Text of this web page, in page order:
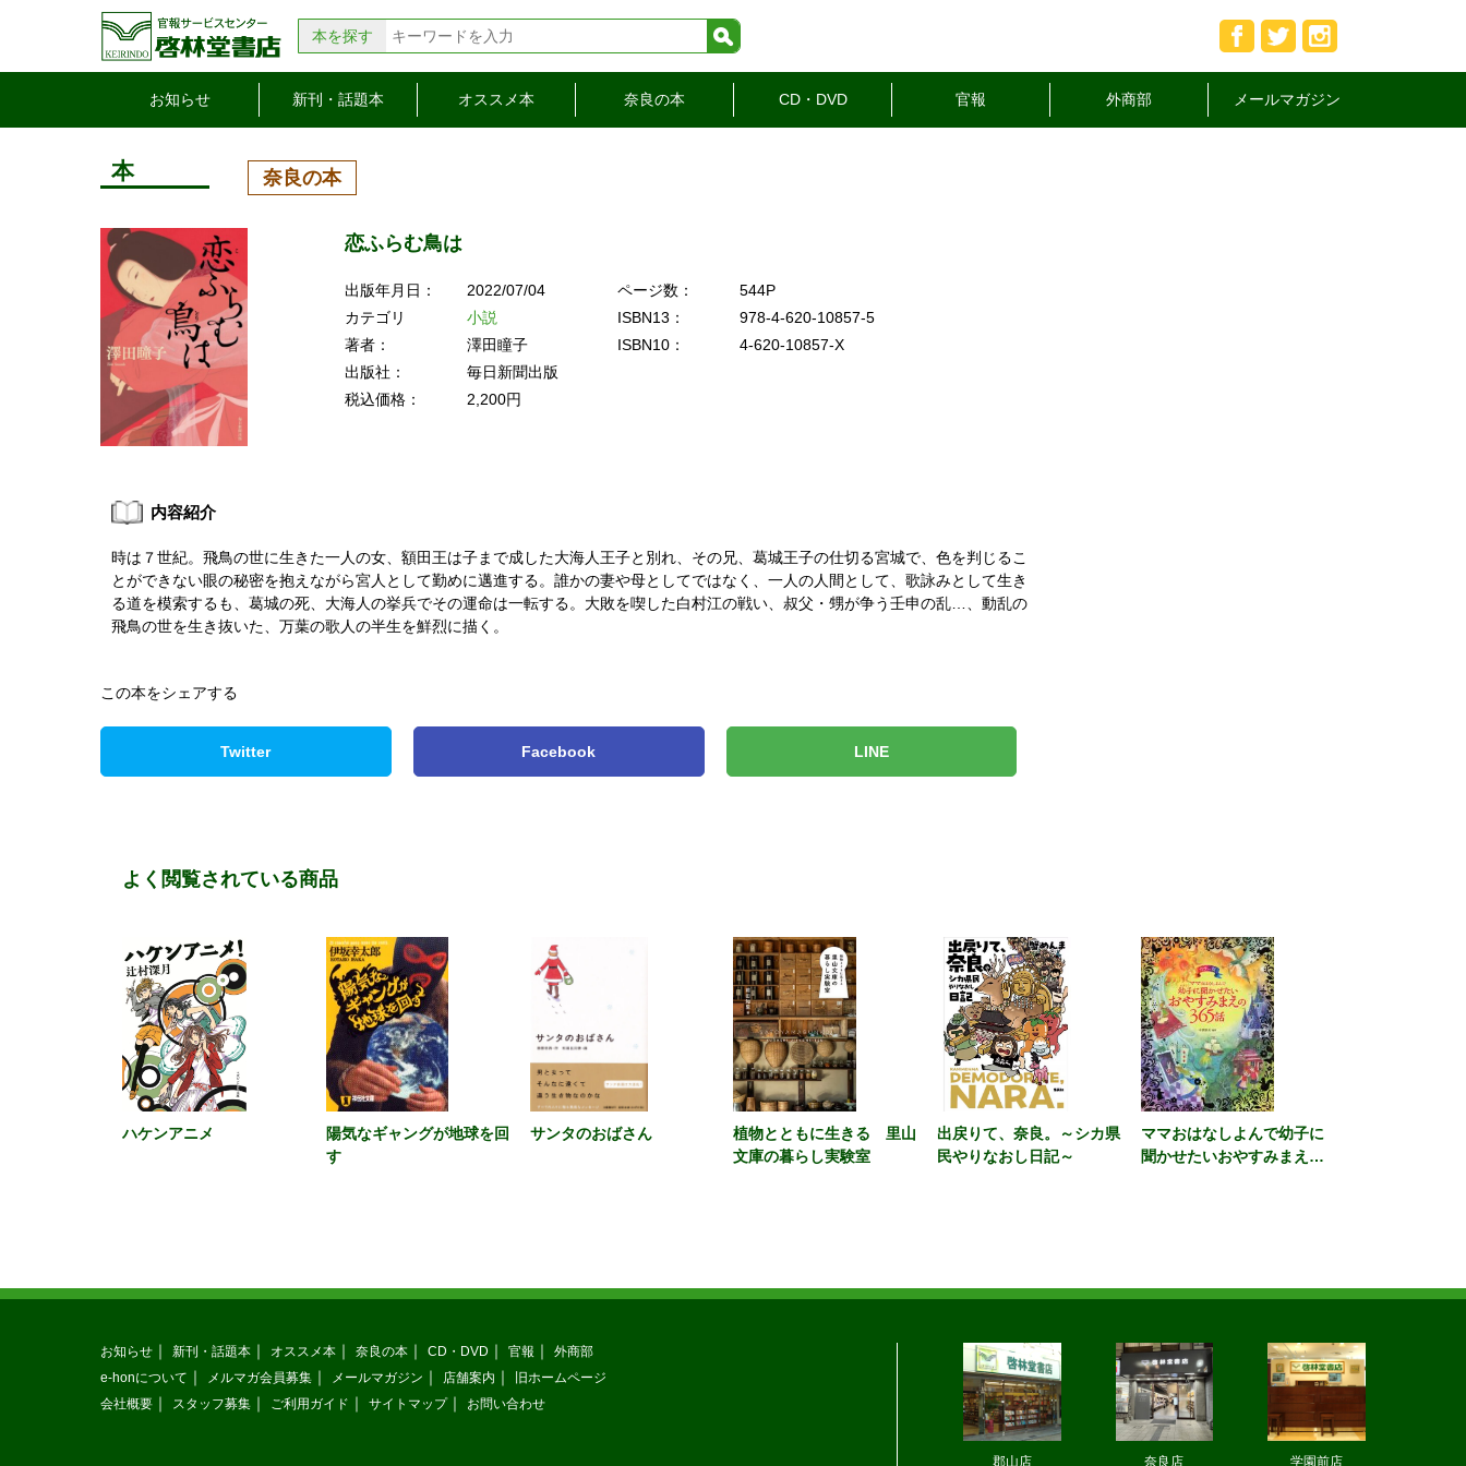
本を探す
お知らせ 新刊・話題本 オススメ本 奈良の本 CD・DVD 官報 外商部 メールマガジン
本 奈良の本
恋ふらむ鳥は
出版年月日：
2022/07/04
カテゴリ
小説
著者：
澤田瞳子
出版社：
毎日新聞出版
税込価格：
2,200円
ページ数：
544P
ISBN13：
978-4-620-10857-5
ISBN10：
4-620-10857-X
内容紹介
時は７世紀。飛鳥の世に生きた一人の女、額田王は子まで成した大海人王子と別れ、その兄、葛城王子の仕切る宮城で、色を判じるこ
とができない眼の秘密を抱えながら宮人として勤めに邁進する。誰かの妻や母としてではなく、一人の人間として、歌詠みとして生き
る道を模索するも、葛城の死、大海人の挙兵でその運命は一転する。大敗を喫した白村江の戦い、叔父・甥が争う壬申の乱…、動乱の
飛鳥の世を生き抜いた、万葉の歌人の半生を鮮烈に描く。
この本をシェアする
Twitter Facebook LINE
よく閲覧されている商品
ハケンアニメ
陽気なギャングが地球を回
す
サンタのおばさん
植物とともに生きる 里山
文庫の暮らし実験室
出戻りて、奈良。～シカ県
民やりなおし日記～
ママおはなしよんで幼子に
聞かせたいおやすみまえの
郡山店 奈良店 学園前店
お知らせ 新刊・話題本 オススメ本 奈良の本 CD・DVD 官報
外商部
e-honについて
メルマガ会員募集 メールマガジン 店舗案内
旧ホームページ
会社概要
スタッフ募集 ご利用ガイド サイトマップ お問い合わせ